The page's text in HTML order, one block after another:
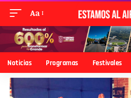
Aa
Noticias Programas Festivales